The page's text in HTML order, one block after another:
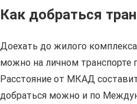
Как добраться
Доехать до жилого
можно на личном транспорте
Расстояние от МКАД
добраться можно и по